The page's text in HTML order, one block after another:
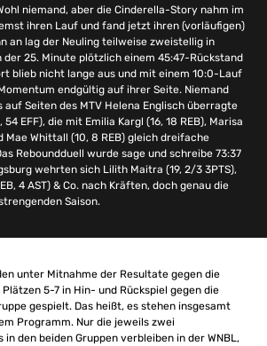
niemand, aber die Cinderella-Story nahm im
ihren Lauf und fand jetzt ihren (vorläufigen)
an lag der Neuling teilweise zweistellig in
der 25. Minute plötzlich einem 45:47-Rückstand
blieb nicht lange aus und mit einem 10:0-Lauf
endgültig auf ihrer Seite. Niemand
auf Seiten des MTV Helena Englisch überragte
54 EFF), die mit Emilia Kargl (16, 18 REB), Marisa
Mae Whittall (10, 8 REB) gleich dreifache
Reboundduell wurde sage und schreibe 73:37
wehrten sich Lilith Maitra (19, 2/3 3PTS),
4 AST) & Co. nach Kräften, doch genau die
Saison.
unter Mitnahme der Resultate gegen die
5-7 in Hin- und Rückspiel gegen die
gespielt. Das heißt, es stehen insgesamt
Programm. Nur die jeweils zwei
den beiden Gruppen verbleiben in der WNBL,